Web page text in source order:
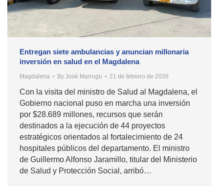
Entregan siete ambulancias y anuncian millonaria
inversión en salud en el Magdalena
Magdalena By José Marrugo 21 de febrero de 2026
Con la visita del ministro de Salud al Magdalena, el
Gobierno nacional puso en marcha una inversión
por $28.689 millones, recursos que serán
destinados a la ejecución de 44 proyectos
estratégicos orientados al fortalecimiento de 24
hospitales públicos del departamento. El ministro
de Guillermo Alfonso Jaramillo, titular del Ministerio
de Salud y Protección Social, arribó…